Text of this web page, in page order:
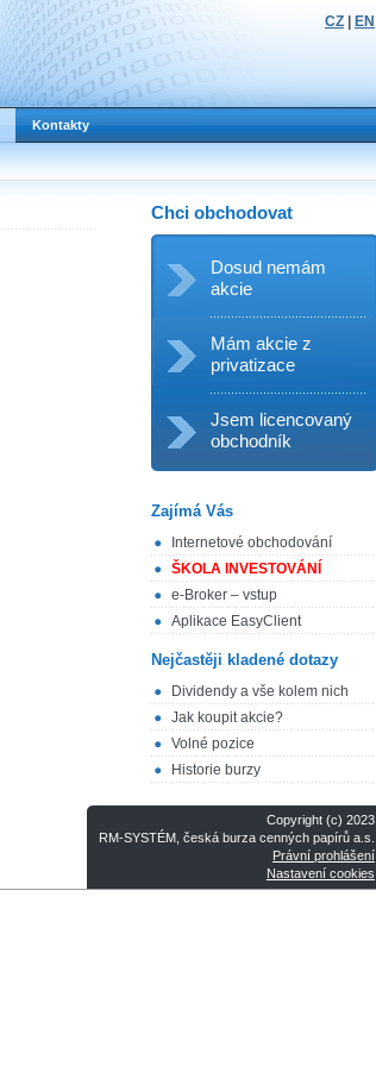
CZ EN
Kontakty
Chci obchodovat
Dosud nemám
akcie
Mám akcie z
privatizace
Jsem licencovaný
obchodník
Zajímá Vás
Internetové obchodování
ŠKOLA INVESTOVÁNÍ
e-Broker – vstup
Aplikace EasyClient
Nejčastěji kladené dotazy
Dividendy a vše kolem nich
Jak koupit akcie?
Volné pozice
Historie burzy
Copyright (c) 2023
RM-SYSTÉM, česká burza cenných papírů a.s.
Právní prohlášení
Nastavení cookies